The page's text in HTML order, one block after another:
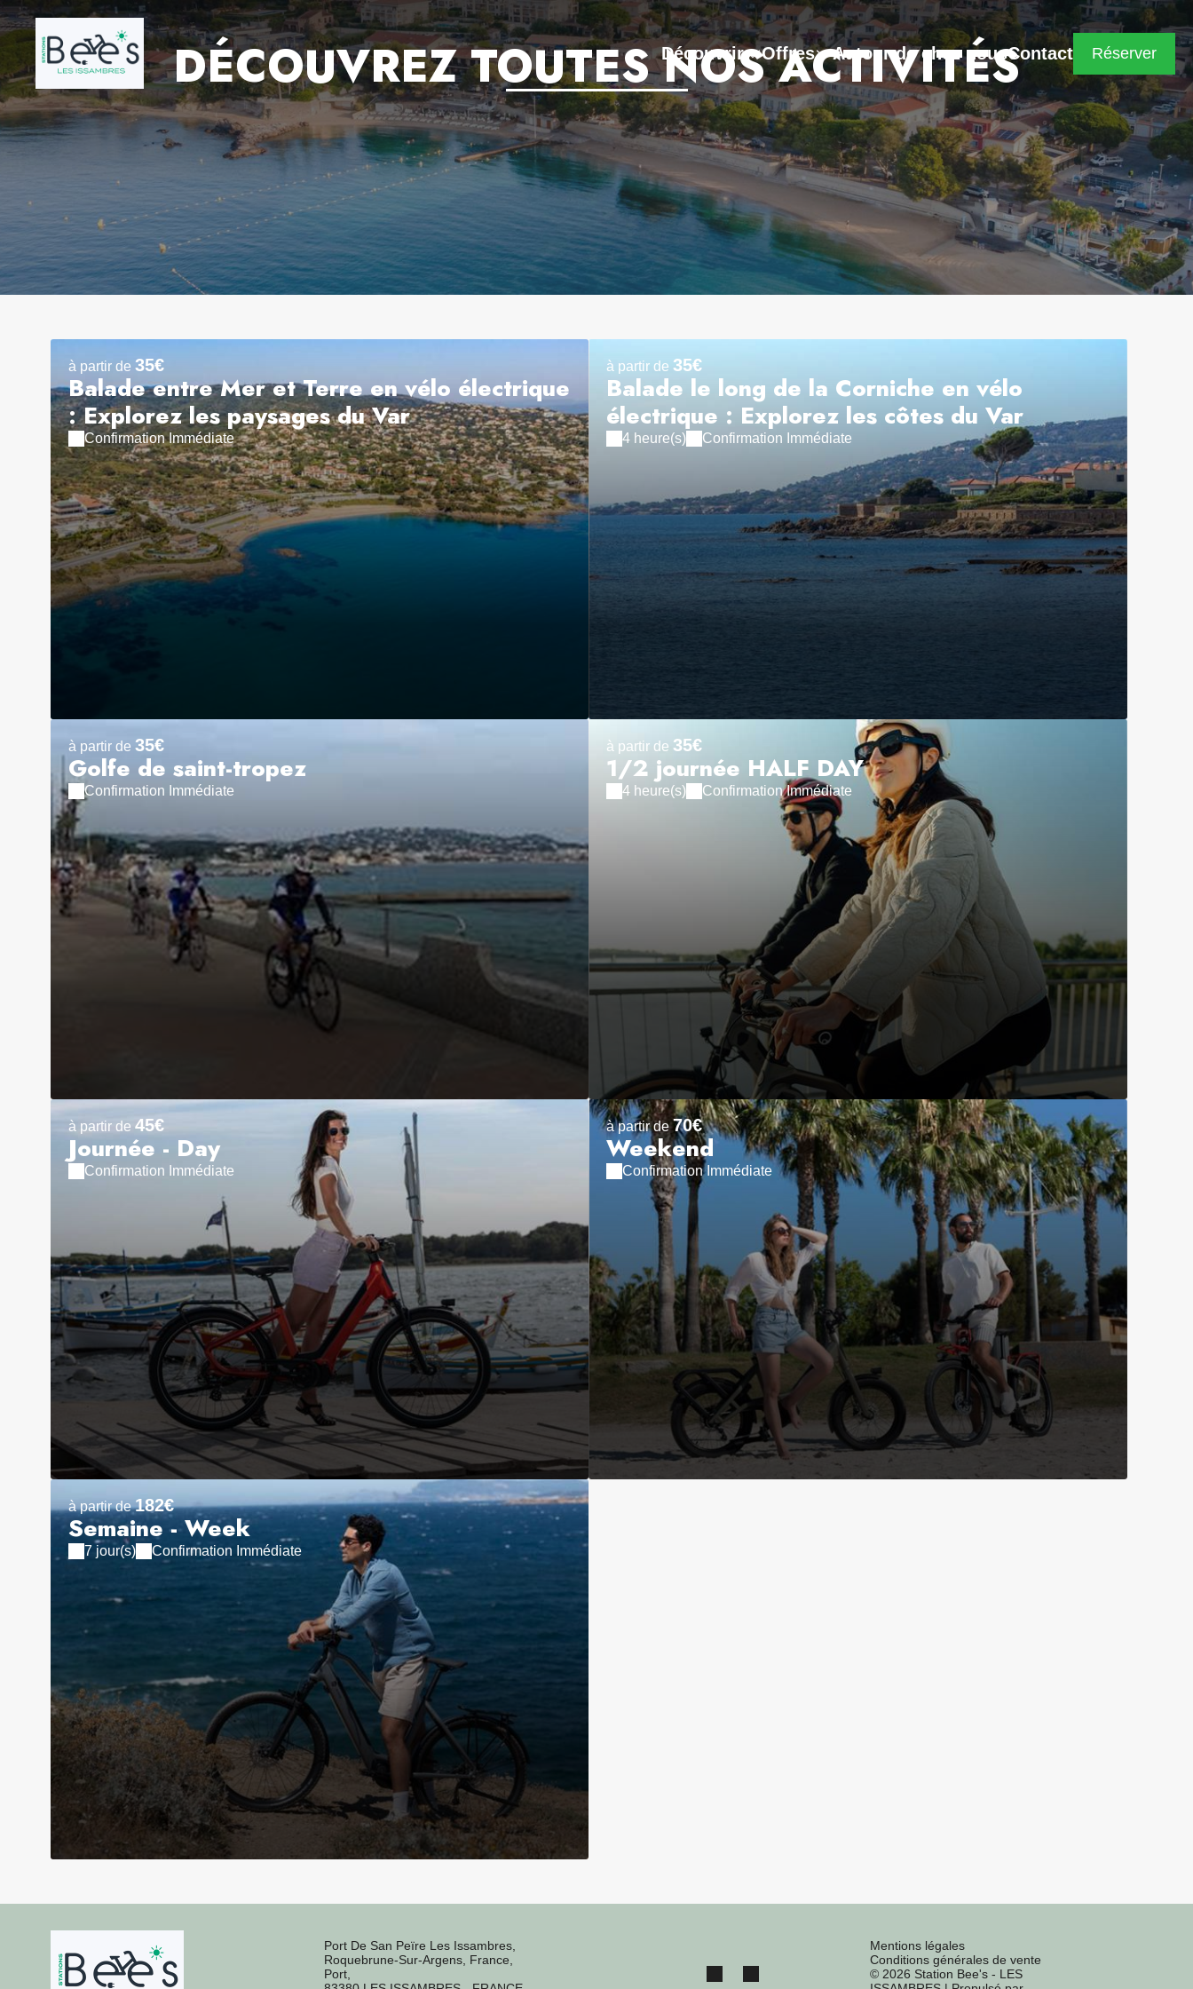
Découvrir Offres Autour de chez nousContact Réserver
DÉCOUVREZ TOUTES NOS ACTIVITÉS
à partir de 35€
Balade entre Mer et Terre en vélo électrique
: Explorez les paysages du Var
Confirmation Immédiate
à partir de 35€
Balade le long de la Corniche en vélo
électrique : Explorez les côtes du Var
4 heure(s) Confirmation Immédiate
à partir de 35€
Golfe de saint-tropez
Confirmation Immédiate
à partir de 35€
1/2 journée HALF DAY
4 heure(s) Confirmation Immédiate
à partir de 45€
Journée - Day
Confirmation Immédiate
à partir de 70€
Weekend
Confirmation Immédiate
à partir de 182€
Semaine - Week
7 jour(s) Confirmation Immédiate
Port De San Peïre Les Issambres,
Roquebrune-Sur-Argens, France,
Port,
Mentions légales
Conditions générales de vente
© 2026 Station Bee's - LES